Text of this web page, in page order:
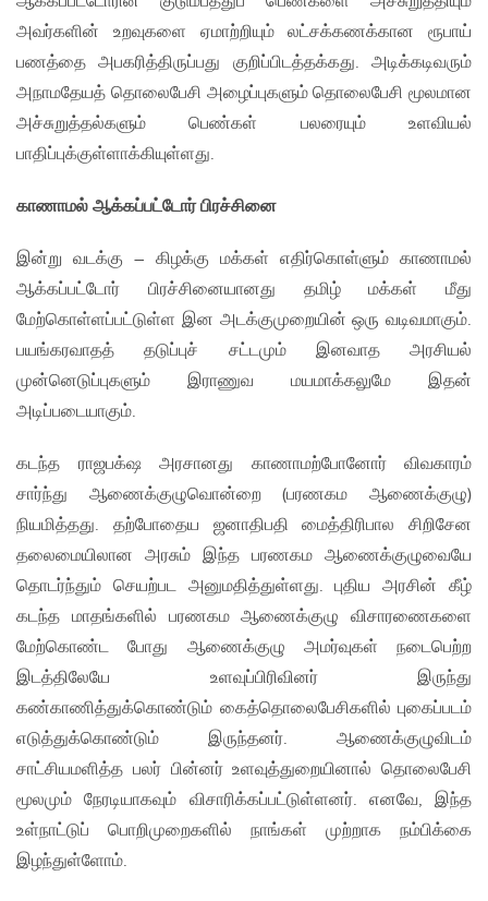
அவர்களின் உறவுகளை ஏமாற்றியும் லட்சக்கணக்கான ரூபாய்
பணத்தை அபகரித்திருப்பது குறிப்பிடத்தக்கது. அடிக்கடிவரும்
அநாமதேயத் தொலைபேசி அழைப்புகளும் தொலைபேசி மூலமான
அச்சுறுத்தல்களும் பெண்கள் பலரையும் உளவியல்
பாதிப்புக்குள்ளாக்கியுள்ளது.
காணாமல் ஆக்கப்பட்டோர் பிரச்சினை
இன்று வடக்கு – கிழக்கு மக்கள் எதிர்கொள்ளும் காணாமல்
ஆக்கப்பட்டோர் பிரச்சினையானது தமிழ் மக்கள் மீது
மேற்கொள்ளப்பட்டுள்ள இன அடக்குமுறையின் ஒரு வடிவமாகும்.
பயங்கரவாதத் தடுப்புச் சட்டமும் இனவாத அரசியல்
முன்னெடுப்புகளும் இராணுவ மயமாக்கலுமே இதன்
அடிப்படையாகும்.
கடந்த ராஜபக்‌ஷ அரசானது காணாமற்போனோர் விவகாரம்
சார்ந்து ஆணைக்குழுவொன்றை (பரணகம ஆணைக்குழு)
நியமித்தது. தற்போதைய ஜனாதிபதி மைத்திரிபால சிறிசேன
தலைமையிலான அரசும் இந்த பரணகம ஆணைக்குழுவையே
தொடர்ந்தும் செயற்பட அனுமதித்துள்ளது. புதிய அரசின் கீழ்
கடந்த மாதங்களில் பரணகம ஆணைக்குழு விசாரணைகளை
மேற்கொண்ட போது ஆணைக்குழு அமர்வுகள் நடைபெற்ற
இடத்திலேயே உளவுப்பிரிவினர் இருந்து
கண்காணித்துக்கொண்டும் கைத்தொலைபேசிகளில் புகைப்படம்
எடுத்துக்கொண்டும் இருந்தனர். ஆணைக்குழுவிடம்
சாட்சியமளித்த பலர் பின்னர் உளவுத்துறையினால் தொலைபேசி
மூலமும் நேரடியாகவும் விசாரிக்கப்பட்டுள்ளனர். எனவே, இந்த
உள்நாட்டுப் பொறிமுறைகளில் நாங்கள் முற்றாக நம்பிக்கை
இழந்துள்ளோம்.